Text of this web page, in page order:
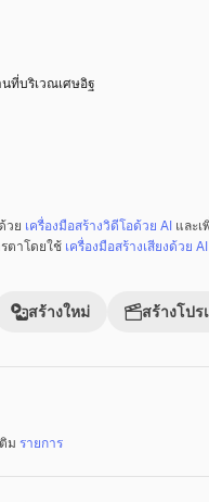
ที่บริเวณเศษอิฐ
วย เครื่องมือสร้างวิดีโอด้วย AI และเ
ตาโดยใช้ เครื่องมือสร้างเสียงด้วย AI
สร้างใหม่ สร้างโปร
ม รายการ